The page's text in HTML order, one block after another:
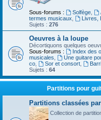
Sous-forums : Solfège,
termes musicaux
Livres,
Sujets : 276
Oeuvres à la loupe
Décortiquons quelques
Sous-forums :
Index des
musicales
Une guitare
co
Sor et consort,
Sujets : 64
Partitions pour
Partitions classées
Collection de